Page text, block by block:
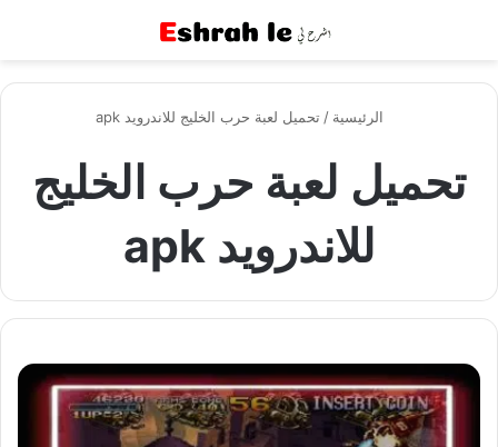
الرئيسية / تحميل لعبة حرب الخليج للاندرويد apk
تحميل لعبة حرب الخليج
للاندرويد apk